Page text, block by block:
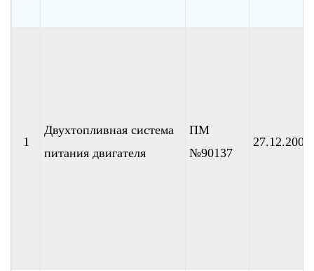
1
Двухтопливная система
питания двигателя
ПМ
№90137
27.12.2009